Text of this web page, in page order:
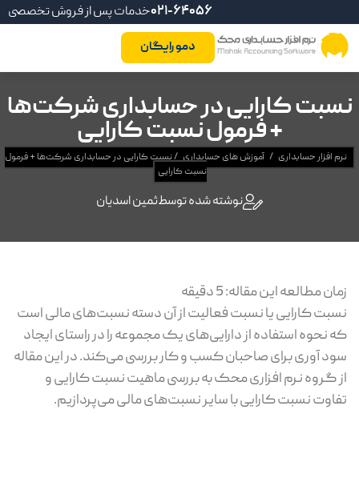
خدمات پس از فروش تخصصی021-64056
دمو رایگان
نسبت کارایی در حسابداری شرکت‌ها
+ فرمول نسبت کارایی
نرم افزار حسابداری / آموزش های حسابداری /نسبت کارایی در حسابداری شرکت‌ها + فرمول
نسبت کارایی
نوشته شده توسطثمین اسدیان
زمان مطالعه این مقاله:5دقیقه
نسبت کارایی یا نسبت فعالیت از آن دسته نسبت‌های مالی است
که نحوه استفاده از دارایی‌های یک مجموعه را در راستای ایجاد
سود آوری برای صاحبان کسب و کار بررسی می‌کند. در این مقاله
از گروه نرم افزاری محک به بررسی ماهیت نسبت کارایی و
تفاوت نسبت کارایی با سایر نسبت‌های مالی می‌پردازیم.